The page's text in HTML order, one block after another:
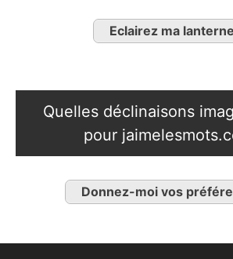
Eclairez ma
Quelles déclinaisons
pour
Donnez-moi vos